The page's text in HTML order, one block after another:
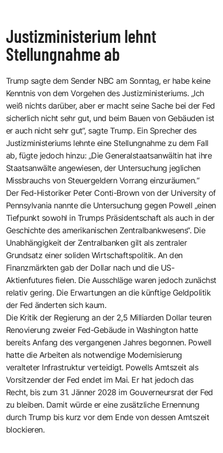
Justizministerium lehnt
Stellungnahme ab
Trump sagte dem Sender NBC am Sonntag, er habe keine
Kenntnis von dem Vorgehen des Justizministeriums. „Ich
weiß nichts darüber, aber er macht seine Sache bei der Fed
sicherlich nicht sehr gut, und beim Bauen von Gebäuden ist
er auch nicht sehr gut“, sagte Trump. Ein Sprecher des
Justizministeriums lehnte eine Stellungnahme zu dem Fall
ab, fügte jedoch hinzu: „Die Generalstaatsanwältin hat ihre
Staatsanwälte angewiesen, der Untersuchung jeglichen
Missbrauchs von Steuergeldern Vorrang einzuräumen.“
Der Fed-Historiker Peter Conti-Brown von der University of
Pennsylvania nannte die Untersuchung gegen Powell „einen
Tiefpunkt sowohl in Trumps Präsidentschaft als auch in der
Geschichte des amerikanischen Zentralbankwesens“. Die
Unabhängigkeit der Zentralbanken gilt als zentraler
Grundsatz einer soliden Wirtschaftspolitik. An den
Finanzmärkten gab der Dollar nach und die US-
Aktienfutures fielen. Die Ausschläge waren jedoch zunächst
relativ gering. Die Erwartungen an die künftige Geldpolitik
der Fed änderten sich kaum.
Die Kritik der Regierung an der 2,5 Milliarden Dollar teuren
Renovierung zweier Fed-Gebäude in Washington hatte
bereits Anfang des vergangenen Jahres begonnen. Powell
hatte die Arbeiten als notwendige Modernisierung
veralteter Infrastruktur verteidigt. Powells Amtszeit als
Vorsitzender der Fed endet im Mai. Er hat jedoch das
Recht, bis zum 31. Jänner 2028 im Gouverneursrat der Fed
zu bleiben. Damit würde er eine zusätzliche Ernennung
durch Trump bis kurz vor dem Ende von dessen Amtszeit
blockieren.